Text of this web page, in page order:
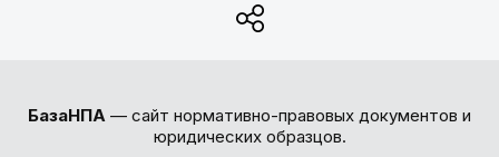
БазаНПА — сайт нормативно-правовых документов и
юридических образцов.